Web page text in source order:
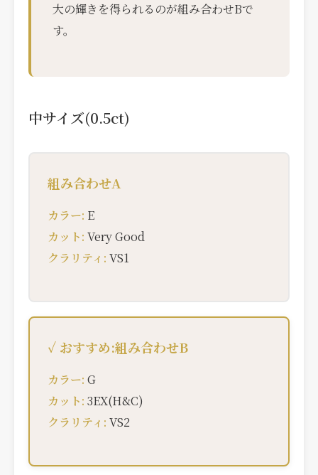
大の輝きを得られるのが組み合わせBで
す。
中サイズ(0.5ct)
組み合わせA
カラー: E
カット: Very Good
クラリティ: VS1
✓ おすすめ:組み合わせB
カラー: G
カット: 3EX(H&C)
クラリティ: VS2